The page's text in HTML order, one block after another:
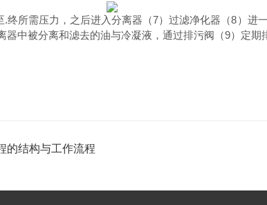
所需压力，之后进入分离器（7）过滤净化器（8）进
中被分离和滤去的油与冷凝液，通过排污阀（9）定期
的结构与工作流程